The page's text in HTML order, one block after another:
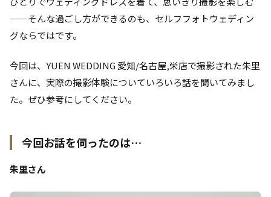
——そんな過ごし方ができるのも、セルフフォトウェディン
グならではです。
今回は、YUEN WEDDING 愛知/名古屋,栄店で撮影された朱里
さんに、実際の撮影体験についていろいろ話を聞いてみまし
た。ぜひ参考にしてください。
今回お話を伺ったのは…
朱里さん